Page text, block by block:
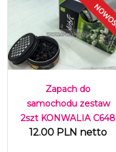
Zapach do
samochodu zestaw
2szt KONWALIA C648
12.00 PLN netto